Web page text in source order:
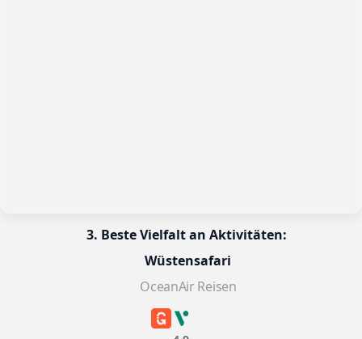
3. Beste Vielfalt an Aktivitäten:
Wüstensafari
OceanAir Reisen